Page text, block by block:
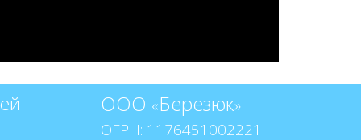
ООО «Березюк»
ОГРН: 1176451002221